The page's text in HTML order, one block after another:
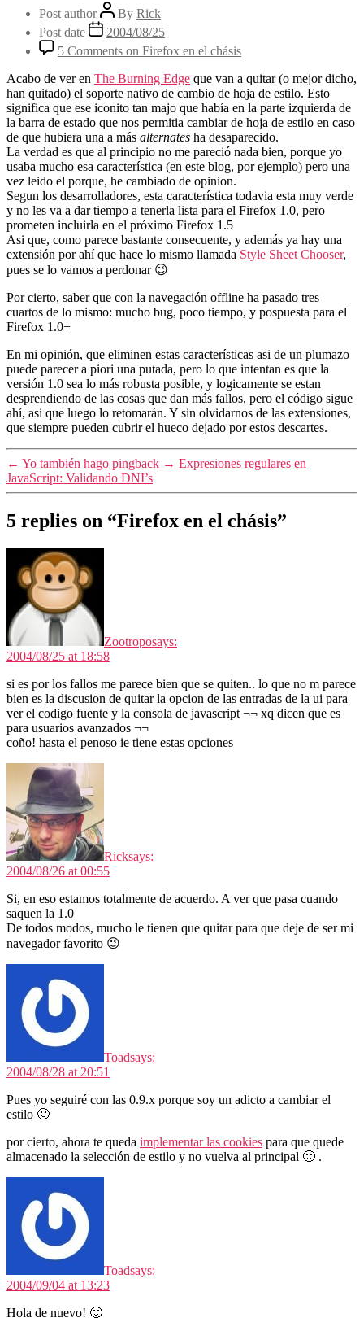
Post author By Rick
Post date
2004/08/25
5 Comments on Firefox en el chásis
Acabo de ver en The Burning Edge que van a quitar (o mejor dicho,
han quitado) el soporte nativo de cambio de hoja de estilo. Esto
significa que ese iconito tan majo que había en la parte izquierda de
la barra de estado que nos permitia cambiar de hoja de estilo en caso
de que hubiera una a más alternates ha desaparecido.
La verdad es que al principio no me pareció nada bien, porque yo
usaba mucho esa característica (en este blog, por ejemplo) pero una
vez leido el porque, he cambiado de opinion.
Segun los desarrolladores, esta característica todavia esta muy verde
y no les va a dar tiempo a tenerla lista para el Firefox 1.0, pero
prometen incluirla en el próximo Firefox 1.5
Asi que, como parece bastante consecuente, y además ya hay una
extensión por ahí que hace lo mismo llamada Style Sheet Chooser,
pues se lo vamos a perdonar 😉
Por cierto, saber que con la navegación offline ha pasado tres
cuartos de lo mismo: mucho bug, poco tiempo, y pospuesta para el
Firefox 1.0+
En mi opinión, que eliminen estas características asi de un plumazo
puede parecer a piori una putada, pero lo que intentan es que la
versión 1.0 sea lo más robusta posible, y logicamente se estan
desprendiendo de las cosas que dan más fallos, pero el código sigue
ahí, asi que luego lo retomarán. Y sin olvidarnos de las extensiones,
que siempre pueden cubrir el hueco dejado por estos descartes.
← Yo también hago pingback → Expresiones regulares en
JavaScript: Validando DNI’s
5 replies on “Firefox en el chásis”
Zootroposays:
2004/08/25 at 18:58
si es por los fallos me parece bien que se quiten.. lo que no m parece
bien es la discusion de quitar la opcion de las entradas de la ui para
ver el codigo fuente y la consola de javascript ¬¬ xq dicen que es
para usuarios avanzados ¬¬
coño! hasta el penoso ie tiene estas opciones
Ricksays:
2004/08/26 at 00:55
Si, en eso estamos totalmente de acuerdo. A ver que pasa cuando
saquen la 1.0
De todos modos, mucho le tienen que quitar para que deje de ser mi
navegador favorito 😉
Toadsays:
2004/08/28 at 20:51
Pues yo seguiré con las 0.9.x porque soy un adicto a cambiar el
estilo 🙂
por cierto, ahora te queda implementar las cookies para que quede
almacenado la selección de estilo y no vuelva al principal 🙂 .
Toadsays:
2004/09/04 at 13:23
Hola de nuevo! 🙂